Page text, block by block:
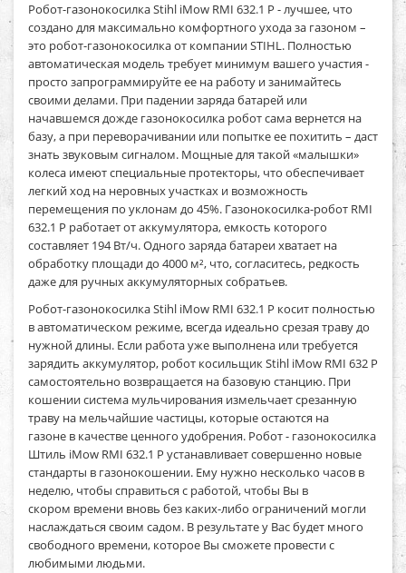
Робот-газонокосилка Stihl iMow RMI 632.1 P​ - лучшее, что
создано для максимально комфортного ухода за газоном –
это робот-газонокосилка от компании STIHL. Полностью
автоматическая модель требует минимум вашего участия -
просто запрограммируйте ее на работу и занимайтесь
своими делами. При падении заряда батарей или
начавшемся дожде газонокосилка робот сама вернется на
базу, а при переворачивании или попытке ее похитить – даст
знать звуковым сигналом. Мощные для такой «малышки»
колеса имеют специальные протекторы, что обеспечивает
легкий ход на неровных участках и возможность
перемещения по уклонам до 45%. Газонокосилка-робот RMI
632.1 P работает от аккумулятора, емкость которого
составляет 194 Вт/ч. Одного заряда батареи хватает на
обработку площади до 4000 м², что, согласитесь, редкость
даже для ручных аккумуляторных собратьев.
Робот-газонокосилка Stihl iMow RMI 632.1 P косит полностью
в автоматическом режиме, всегда идеально срезая траву до
нужной длины. Если работа уже выполнена или требуется
зарядить аккумулятор, робот косильщик Stihl iMow RMI 632 P
самостоятельно возвращается на базовую станцию. При
кошении система мульчирования измельчает срезанную
траву на мельчайшие частицы, которые остаются на
газоне в качестве ценного удобрения. Робот - газонокосилка
Штиль iMow RMI 632.1 P устанавливает совершенно новые
стандарты в газонокошении. Ему нужно несколько часов в
неделю, чтобы справиться с работой, чтобы Вы в
скором времени вновь без каких-либо ограничений могли
наслаждаться своим садом. В результате у Вас будет много
свободного времени, которое Вы сможете провести с
любимыми людьми.